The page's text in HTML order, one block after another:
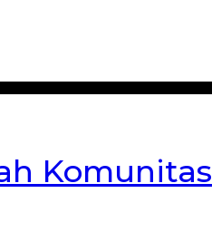
Komunitas